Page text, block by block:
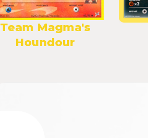
Team Magma's
Houndour